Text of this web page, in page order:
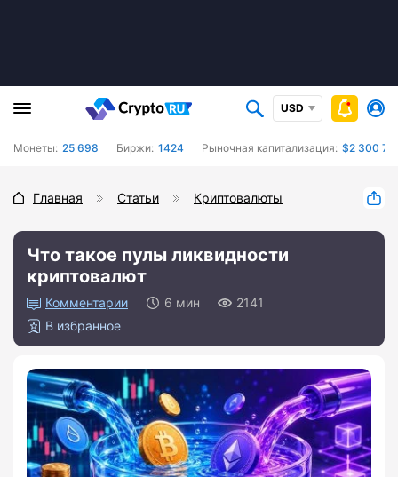
USD
Монеты: 25 698 Биржи: 1424 Рыночная капитализация: $2 300
Главная Статьи Криптовалюты
Что такое пулы ликвидности
криптовалют
0 6 мин
2141
В избранное